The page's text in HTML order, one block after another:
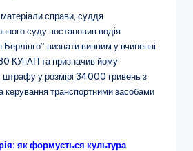
справи, суддя
суду постановив водія
Берлінго” визнати винним у вчиненні
КУпАП та призначив йому
штрафу у розмірі 34000 гривень з
керування транспортними засобами
як формується культура